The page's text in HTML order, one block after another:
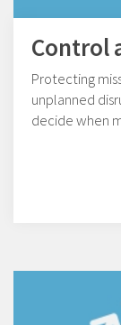
Control
Protecting
unplanned
decide when